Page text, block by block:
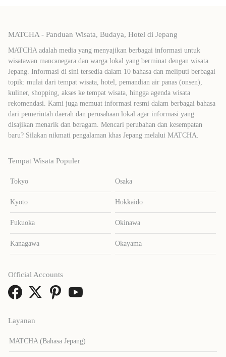
MATCHA - Panduan Wisata, Budaya, Hotel di Jepang
MATCHA adalah media yang menyajikan berbagai informasi untuk
wisatawan mancanegara dan warga lokal yang berminat dengan wisata
Jepang. Informasi di sini tersedia dalam 10 bahasa dan meliputi berbagai
topik: mulai dari tempat wisata, hotel, pemandian air panas (onsen),
kuliner, shopping, akses ke tempat wisata, hingga agenda wisata
rekomendasi. Kami juga memuat informasi resmi dalam berbagai bahasa
dari pemerintah daerah dan perusahaan lokal agar informasi yang
disajikan menarik dan beragam. Mencari perubahan dan kesempatan
baru? Silakan nikmati pengalaman khas Jepang melalui MATCHA.
Tempat Wisata Populer
Tokyo Osaka
Kyoto Hokkaido
Fukuoka Okinawa
Kanagawa Okayama
Layanan
MATCHA (Bahasa Jepang)
Official Accounts